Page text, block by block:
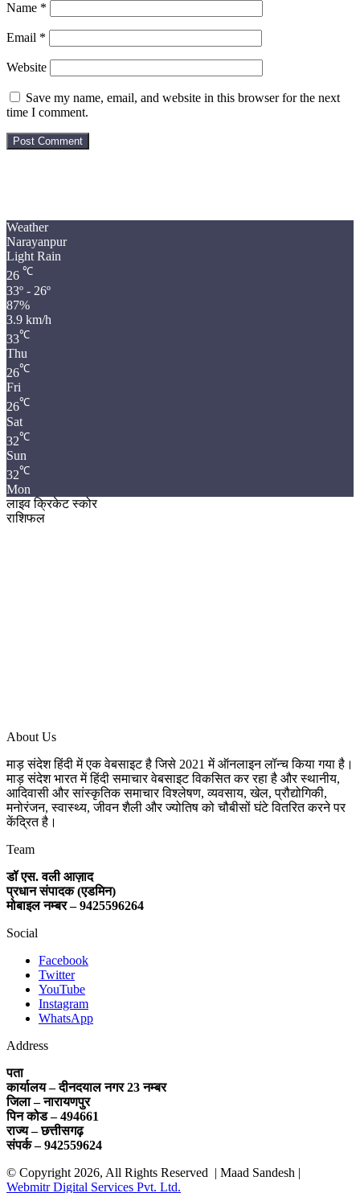
Name *
Email *
Website
Save my name, email, and website in this browser for the next
time I comment.
Weather
Narayanpur
Light Rain
26 ℃
33º - 26º
87%
3.9 km/h
33℃
Thu
26℃
Fri
26℃
Sat
32℃
Sun
32℃
Mon
लाइव क्रिकेट स्कोर
राशिफल
About Us
माड़ संदेश हिंदी में एक वेबसाइट है जिसे 2021 में ऑनलाइन लॉन्च किया गया है।
माड़ संदेश भारत में हिंदी समाचार वेबसाइट विकसित कर रहा है और स्थानीय,
आदिवासी और सांस्कृतिक समाचार विश्लेषण, व्यवसाय, खेल, प्रौद्योगिकी,
मनोरंजन, स्वास्थ्य, जीवन शैली और ज्योतिष को चौबीसों घंटे वितरित करने पर
केंद्रित है।
Team
डॉ एस. वली आज़ाद
प्रधान संपादक (एडमिन)
मोबाइल नम्बर – 9425596264
Social
Facebook
Twitter
YouTube
Instagram
WhatsApp
Address
पता
कार्यालय – दीनदयाल नगर 23 नम्बर
जिला – नारायणपुर
पिन कोड – 494661
राज्य – छत्तीसगढ़
संपर्क – 942559624
© Copyright 2026, All Rights Reserved | Maad Sandesh |
Webmitr Digital Services Pvt. Ltd.